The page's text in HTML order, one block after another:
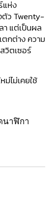
แห่ง
ตัว Twenty-
า แต่เป็นผล
กต่าง ความ
วิตเซอร์
ไม่เคยใช้
นาฬิกา